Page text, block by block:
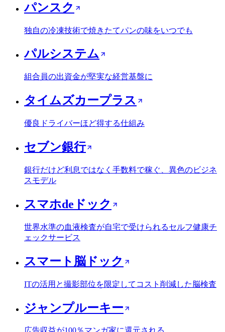
パンスク
独自の冷凍技術で焼きたてパンの味をいつでも
パルシステム
組合員の出資金が堅実な経営基盤に
タイムズカープラス
優良ドライバーほど得する仕組み
セブン銀行
銀行だけど利息ではなく手数料で稼ぐ、異色のビジネ
スモデル
スマホdeドック
世界水準の血液検査が自宅で受けられるセルフ健康チ
ェックサービス
スマート脳ドック
ITの活用と撮影部位を限定してコスト削減した脳検査
ジャンプルーキー